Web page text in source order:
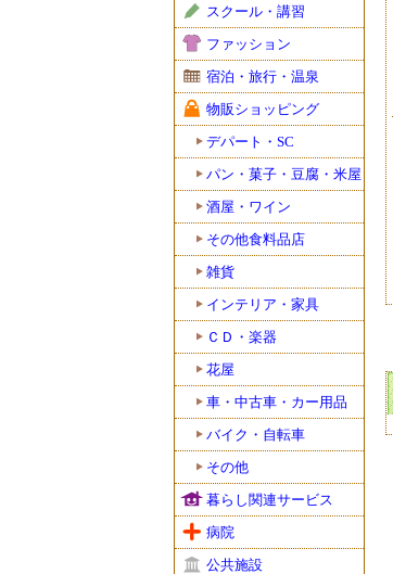
スクール・講習
ファッション
宿泊・旅行・温泉
物販ショッピング
デパート・SC
パン・菓子・豆腐・米屋
酒屋・ワイン
その他食料品店
雑貨
インテリア・家具
ＣＤ・楽器
花屋
車・中古車・カー用品
バイク・自転車
その他
暮らし関連サービス
病院
公共施設